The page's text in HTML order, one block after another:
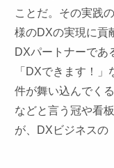
ことだ。その実践
様のDXの実現に貢
DXパートナーであ
「DXできます！
件が舞い込んでく
などと言う冠や看
が、DXビジネスの